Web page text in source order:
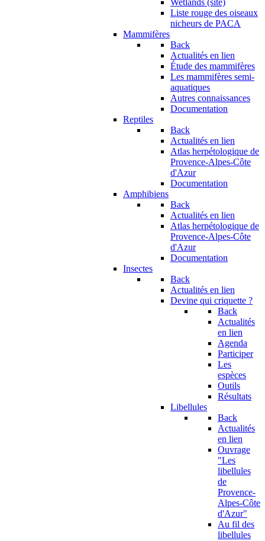
Wetlands (site)
Liste rouge des oiseaux
nicheurs de PACA
Mammifères
Back
Actualités en lien
Étude des mammifères
Les mammifères semi-
aquatiques
Autres connaissances
Documentation
Reptiles
Back
Actualités en lien
Atlas herpétologique de
Provence-Alpes-Côte
d'Azur
Documentation
Amphibiens
Back
Actualités en lien
Atlas herpétologique de
Provence-Alpes-Côte
d'Azur
Documentation
Insectes
Back
Actualités en lien
Devine qui criquette ?
Back
Actualités
en lien
Agenda
Participer
Les
espèces
Outils
Résultats
Libellules
Back
Actualités
en lien
Ouvrage
"Les
libellules
de
Provence-
Alpes-Côte
d'Azur"
Au fil des
libellules